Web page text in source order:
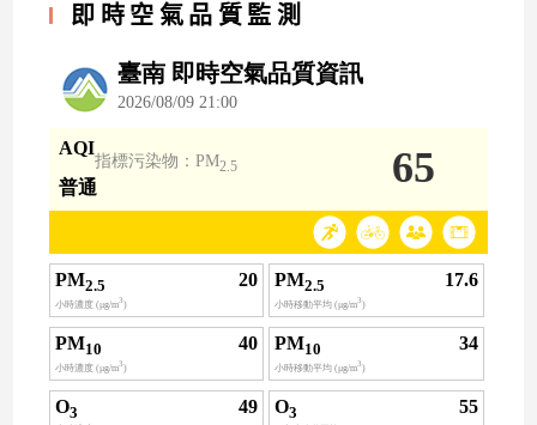
即時空氣品質監測